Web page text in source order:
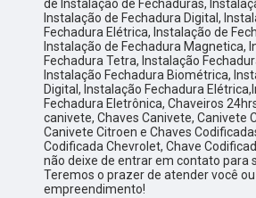
de Instalação de Fechaduras,
Instalação de Fechadura Digital,
Fechadura Elétrica, Instalação de
Instalação de Fechadura Magnetica,
Fechadura Tetra, Instalação
Instalação Fechadura Biométrica,
Digital, Instalação Fechadura
Fechadura Eletrônica, Chaveiros
canivete, Chaves Canivete, Canivete
Canivete Citroen e Chaves
Codificada Chevrolet, Chave
não deixe de entrar em contato para
Teremos o prazer de atender você
empreendimento!